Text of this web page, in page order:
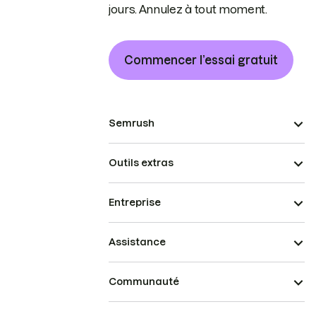
jours. Annulez à tout moment.
Commencer l’essai gratuit
Semrush
Outils extras
Entreprise
Assistance
Communauté